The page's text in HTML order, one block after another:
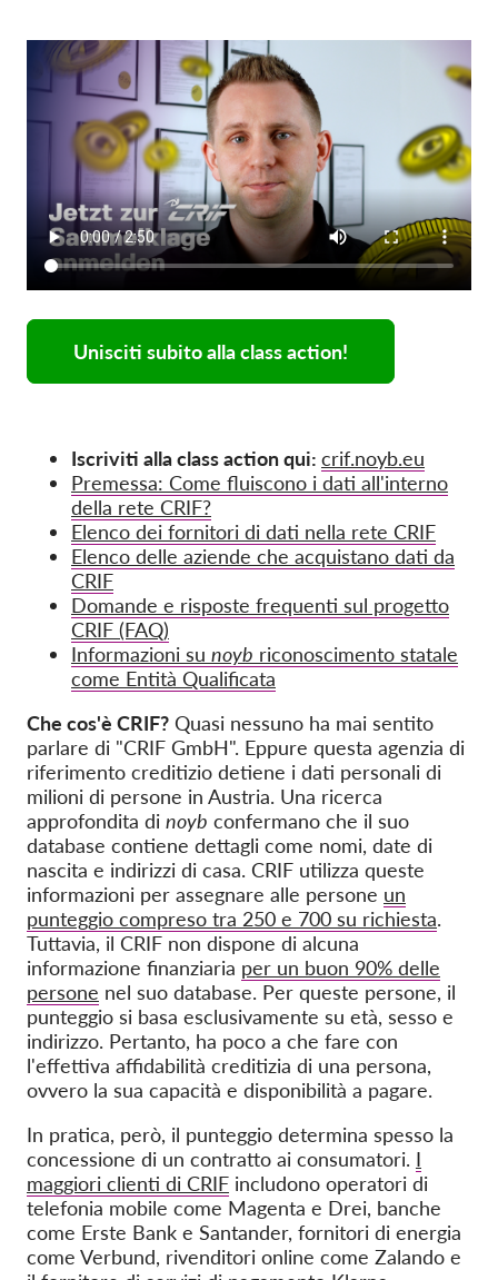
Unisciti subito alla class action!
Iscriviti alla class action qui: crif.noyb.eu
Premessa: Come fluiscono i dati all'interno
della rete CRIF?
Elenco dei fornitori di dati nella rete CRIF
Elenco delle aziende che acquistano dati da
CRIF
Domande e risposte frequenti sul progetto
CRIF (FAQ)
Informazioni su noyb riconoscimento statale
come Entità Qualificata
Che cos'è CRIF? Quasi nessuno ha mai sentito
parlare di "CRIF GmbH". Eppure questa agenzia di
riferimento creditizio detiene i dati personali di
milioni di persone in Austria. Una ricerca
approfondita di noyb confermano che il suo
database contiene dettagli come nomi, date di
nascita e indirizzi di casa. CRIF utilizza queste
informazioni per assegnare alle persone un
punteggio compreso tra 250 e 700 su richiesta.
Tuttavia, il CRIF non dispone di alcuna
informazione finanziaria per un buon 90% delle
persone nel suo database. Per queste persone, il
punteggio si basa esclusivamente su età, sesso e
indirizzo. Pertanto, ha poco a che fare con
l'effettiva affidabilità creditizia di una persona,
ovvero la sua capacità e disponibilità a pagare.
In pratica, però, il punteggio determina spesso la
concessione di un contratto ai consumatori. I
maggiori clienti di CRIF includono operatori di
telefonia mobile come Magenta e Drei, banche
come Erste Bank e Santander, fornitori di energia
come Verbund, rivenditori online come Zalando e